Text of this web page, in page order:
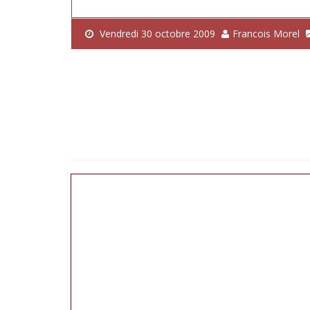
Vendredi 30 octobre 2009 Francois Morel